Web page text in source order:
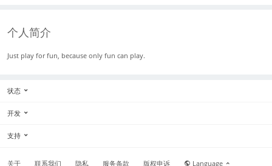
个人简介
Just play for fun, because only fun can play.
状态
开发
支持
关于 联系我们 隐私 服务条款 版权申诉 Language